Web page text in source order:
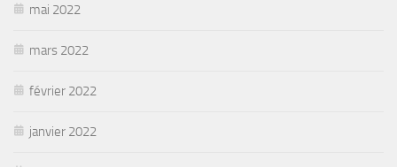
mai 2022
mars 2022
février 2022
janvier 2022